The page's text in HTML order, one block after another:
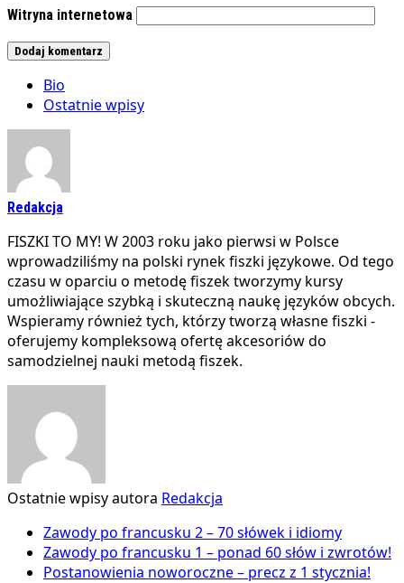
Witryna internetowa
Bio
Ostatnie wpisy
Redakcja
FISZKI TO MY! W 2003 roku jako pierwsi w Polsce
wprowadziliśmy na polski rynek fiszki językowe. Od tego
czasu w oparciu o metodę fiszek tworzymy kursy
umożliwiające szybką i skuteczną naukę języków obcych.
Wspieramy również tych, którzy tworzą własne fiszki -
oferujemy kompleksową ofertę akcesoriów do
samodzielnej nauki metodą fiszek.
Ostatnie wpisy autora Redakcja
Zawody po francusku 2 – 70 słówek i idiomy
Zawody po francusku 1 – ponad 60 słów i zwrotów!
Postanowienia noworoczne – precz z 1 stycznia!